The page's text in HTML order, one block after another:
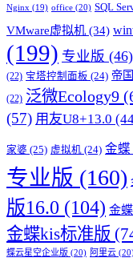
Nginx (19) office (20) SQL
VMware虚拟机 (34)
(199) 专业版 (46)
(22) 宝塔控制面板 (24) 帝
(22) 泛微Ecology9
(57) 用友U8+13.0
家婆 (25) 虚拟机 (24) 金蝶
专业版 (160)
版16.0 (104) 金
金蝶kis标准版
蝶云星空企业版 (20) 阿里云